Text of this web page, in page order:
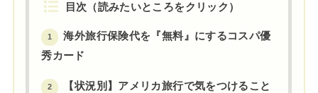
目次（読みたいところをクリック）
1
海外旅行保険代を『無料』にするコスパ優
秀カード
2 【状況別】アメリカ旅行で気をつけること